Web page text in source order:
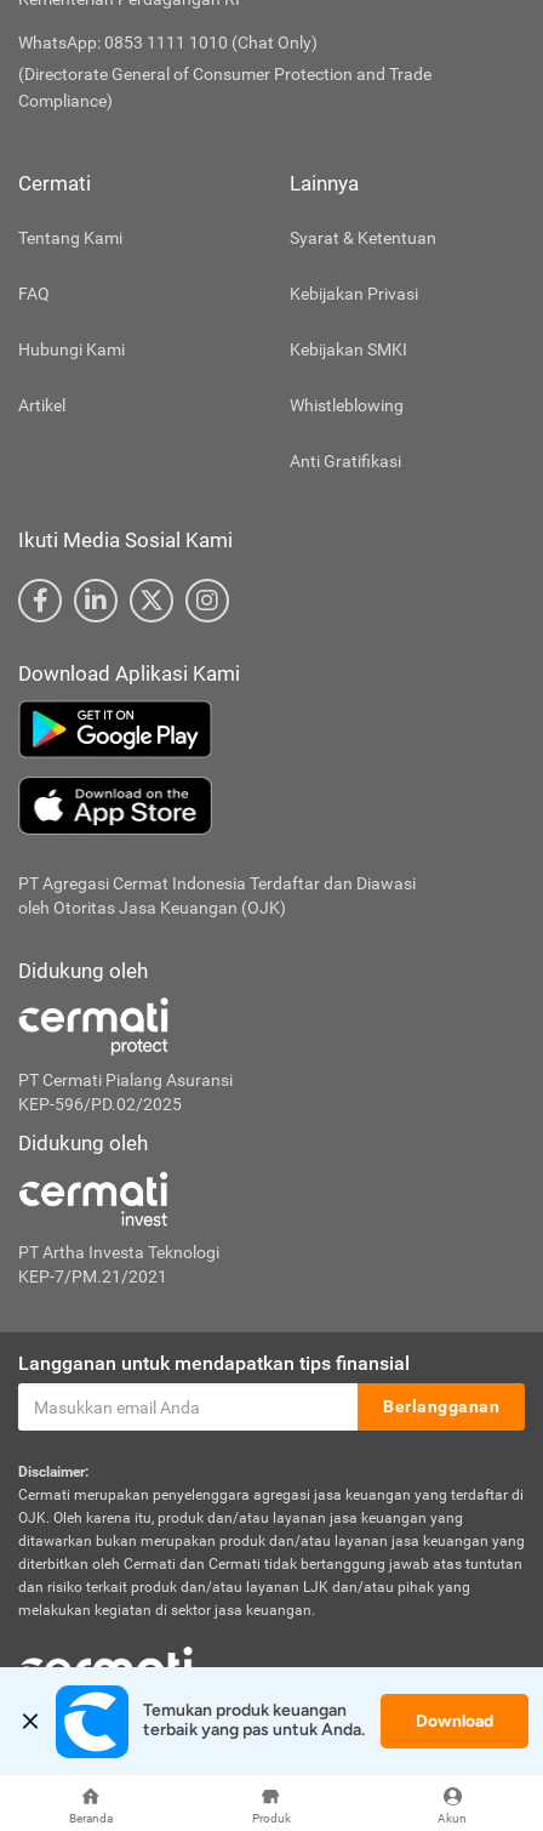
Beranda Produk Akun
WhatsApp: 0853 1111 1010 (Chat Only)
(Directorate General of Consumer Protection and Trade
Compliance)
Cermati
Tentang Kami
FAQ
Hubungi Kami
Artikel
Lainnya
Syarat & Ketentuan
Kebijakan Privasi
Kebijakan SMKI
Whistleblowing
Anti Gratifikasi
Ikuti Media Sosial Kami
Download Aplikasi Kami
PT Agregasi Cermat Indonesia Terdaftar dan Diawasi
oleh Otoritas Jasa Keuangan (OJK)
Didukung oleh
PT Cermati Pialang Asuransi
KEP-596/PD.02/2025
Didukung oleh
PT Artha Investa Teknologi
KEP-7/PM.21/2021
Langganan untuk mendapatkan tips finansial
Berlangganan
Disclaimer:
Cermati merupakan penyelenggara agregasi jasa keuangan yang terdaftar di
OJK. Oleh karena itu, produk dan/atau layanan jasa keuangan yang
ditawarkan bukan merupakan produk dan/atau layanan jasa keuangan yang
diterbitkan oleh Cermati dan Cermati tidak bertanggung jawab atas tuntutan
dan risiko terkait produk dan/atau layanan LJK dan/atau pihak yang
melakukan kegiatan di sektor jasa keuangan.
© 2026 Cermati. All Rights Reserved.
Temukan produk keuangan
terbaik yang pas untuk Anda.
Download